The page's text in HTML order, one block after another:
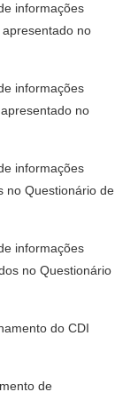
informações
no
informações
no
informações
no Questionário de
informações
no Questionário
do CDI
de